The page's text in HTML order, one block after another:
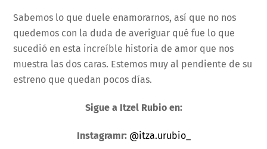
Sabemos lo que duele enamorarnos, así que no nos
quedemos con la duda de averiguar qué fue lo que
sucedió en esta increíble historia de amor que nos
muestra las dos caras. Estemos muy al pendiente de su
estreno que quedan pocos días.
Sigue a Itzel Rubio en:
Instagramr: @itza.urubio_